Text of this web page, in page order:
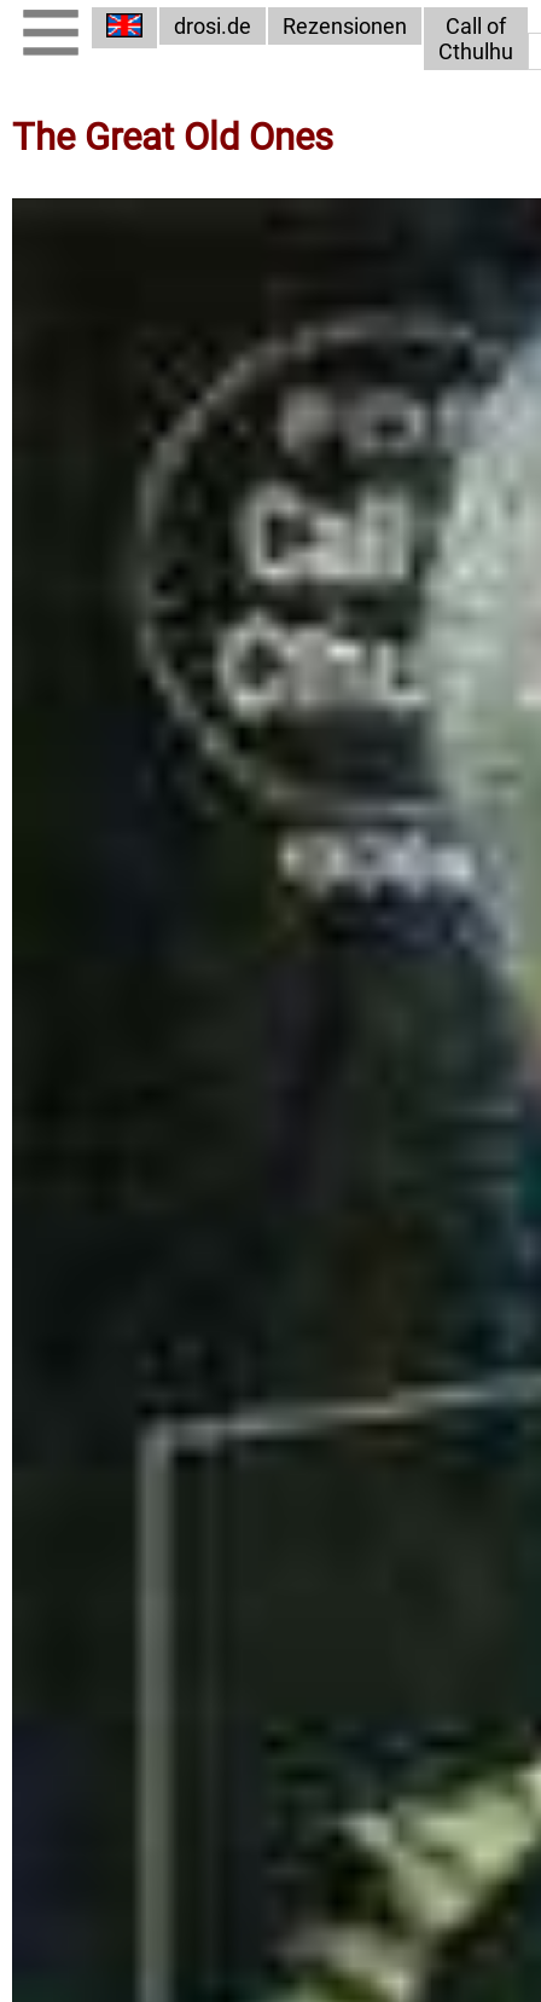
drosi.de Rezensionen
Call of
Cthulhu
The Great Old Ones